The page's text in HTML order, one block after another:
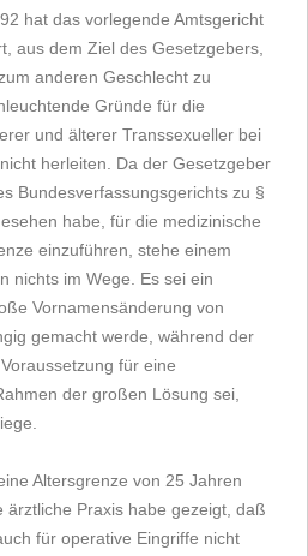
hat das vorlegende Amtsgericht
aus dem Ziel des Gesetzgebers,
anderen Geschlecht zu
Gründe für die
und älterer Transsexueller bei
herleiten. Da der Gesetzgeber
Bundesverfassungsgerichts zu §
habe, für die medizinische
einzuführen, stehe einem
nichts im Wege. Es sei ein
Vornamensänderung von
gemacht werde, während der
für eine
der großen Lösung sei,
Altersgrenze von 25 Jahren
ärztliche Praxis habe gezeigt, daß
für operative Eingriffe nicht